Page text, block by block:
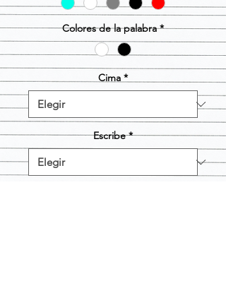
Colores de la palabra *
Cima *
Escribe *